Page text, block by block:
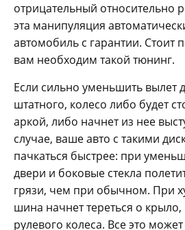
отрицательный относительно
эта манипуляция
автомобиль с гарантии. Стоит
вам необходим такой тюнинг.
Если сильно уменьшить вылет
штатного, колесо либо будет
аркой, либо начнет из нее
случае, ваше авто с такими
пачкаться быстрее: при
двери и боковые стекла
грязи, чем при обычном. При
шина начнет тереться о
рулевого колеса. Все это